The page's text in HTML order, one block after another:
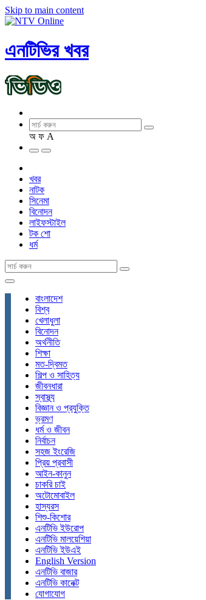
Skip to main content
এনটিভির খবর
অ ফ A
খবর
নাটক
সিনেমা
বিনোদন
লাইফস্টাইল
টক শো
ধর্ম
বাংলাদেশ
বিশ্ব
খেলাধুলা
বিনোদন
অর্থনীতি
শিক্ষা
মত-দ্বিমত
শিল্প ও সাহিত্য
জীবনধারা
স্বাস্থ্য
বিজ্ঞান ও প্রযুক্তি
ভ্রমণ
ধর্ম ও জীবন
নির্বাচন
সহজ ইংরেজি
প্রিয় প্রবাসী
আইন-কানুন
চাকরি চাই
অটোমোবাইল
হাস্যরস
শিশু-কিশোর
এনটিভি ইউরোপ
এনটিভি মালয়েশিয়া
এনটিভি ইউএই
English Version
এনটিভি বাজার
এনটিভি কানেক্ট
যোগাযোগ